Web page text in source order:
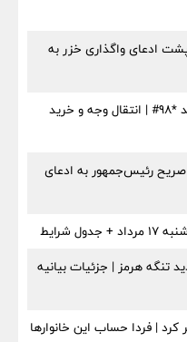
ادعای واگذاری خزر به
نحوه فعال‌سازی کیف پول ایران با کد *98# | انتقال وجه و خرید
رئیس‌جمهور به ادعای
تنگه هرمز | جزئیات بیانیه
کالابرگ مرداد ۱۴۰۵ تغییر کرد | فردا حساب این خانوارها